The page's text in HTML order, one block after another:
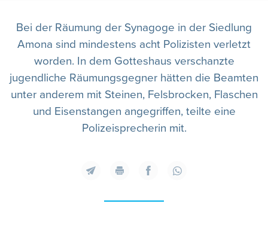
Bei der Räumung der Synagoge in der Siedlung
Amona sind mindestens acht Polizisten verletzt
worden. In dem Gotteshaus verschanzte
jugendliche Räumungsgegner hätten die Beamten
unter anderem mit Steinen, Felsbrocken, Flaschen
und Eisenstangen angegriffen, teilte eine
Polizeisprecherin mit.